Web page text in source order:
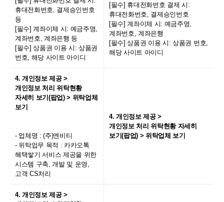
휴대전화번호, 결제승인번호
등
[필수] 계좌이체 시: 예금주명,
계좌번호, 계좌은행 등
[필수] 상품권 이용 시: 상품권
번호, 해당 사이트 아이디
[필수] 휴대전화번호 결제 시:
휴대전화번호, 결제승인번호
[필수] 계좌이체 시: 예금주명,
계좌번호, 계좌은행
[필수] 상품권 이용 시: 상품권 번호,
해당 사이트 아이디
4. 개인정보 제공 >
개인정보 처리 위탁현황
자세히 보기(팝업) > 위탁업체
보기
- 업체명 : (주)엔비티
- 위탁업무 목적 : 카카오톡
혜택쌓기 서비스 제공을 위한
시스템 구축, 개발 및 운영,
고객 CS처리
4. 개인정보 제공 >
개인정보 처리 위탁현황 자세히
보기(팝업) > 위탁업체 보기
4. 개인정보 제공 >